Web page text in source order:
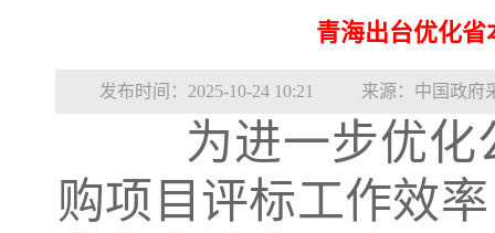
青海出台优化
发布时间：2025-10-24 10:21 来源：中国政府
为进一步优化
购项目评标工作效